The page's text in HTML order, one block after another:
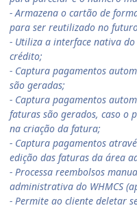
- Armazena o cartão de
para ser reutilizado no futuro
- Utiliza a interface nativa
crédito;
- Captura pagamentos
são geradas;
- Captura pagamentos
faturas são gerados, caso o
na criação da fatura;
- Captura pagamentos
edição das faturas da área
- Processa reembolsos
administrativa do WHMCS
- Permite ao cliente deletar